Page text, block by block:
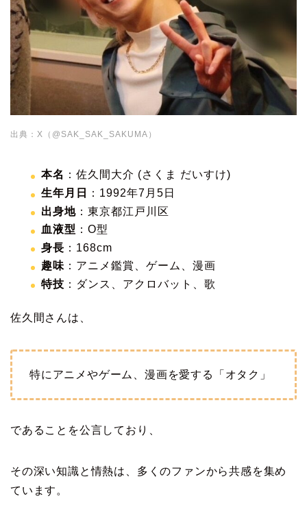
出典：X（@SAK_SAK_SAKUMA）
本名 ：佐久間大介 (さくま だいすけ)
生年月日
：1992年7月5日
出身地 ：東京都江戸川区
血液型 ：O型
身長 ：168cm
趣味 ：アニメ鑑賞、ゲーム、漫画
特技 ：ダンス、アクロバット、歌
佐久間さんは、
特にアニメやゲーム、漫画を愛する「オタク」
であることを公言しており、
その深い知識と情熱は、多くのファンから共感を集め
ています。